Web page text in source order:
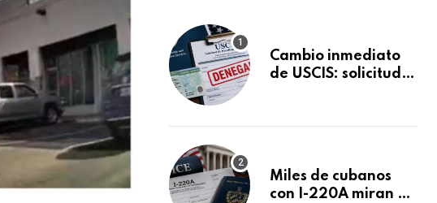
Cambio inmediato
de USCIS: solicitudes
sin previo aviso
Miles de cubanos
con I-220A miran al